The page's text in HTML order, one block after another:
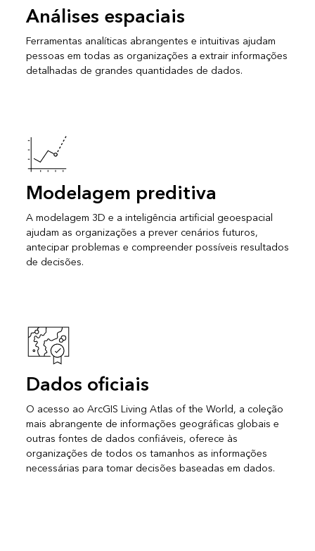
Análises espaciais
Ferramentas analíticas abrangentes e intuitivas ajudam
pessoas em todas as organizações a extrair informações
detalhadas de grandes quantidades de dados.
Modelagem preditiva
A modelagem 3D e a inteligência artificial geoespacial
ajudam as organizações a prever cenários futuros,
antecipar problemas e compreender possíveis resultados
de decisões.
Dados oficiais
O acesso ao ArcGIS Living Atlas of the World, a coleção
mais abrangente de informações geográficas globais e
outras fontes de dados confiáveis, oferece às
organizações de todos os tamanhos as informações
necessárias para tomar decisões baseadas em dados.